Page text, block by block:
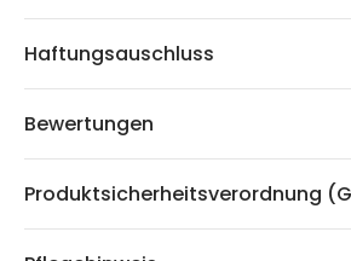
Haftungsauschluss
Bewertungen
Produktsicherheitsverordnung